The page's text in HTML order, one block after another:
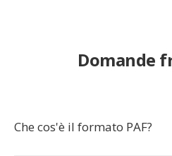
Domande
Che cos'è il formato PAF?